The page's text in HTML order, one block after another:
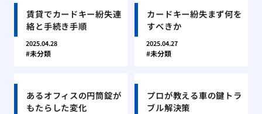
賃貸でカードキー紛失連
絡と手続き手順
2025.04.28
未分類
カードキー紛失まず何を
すべきか
2025.04.27
未分類
あるオフィスの円筒錠が
もたらした変化
プロが教える車の鍵トラ
ブル解決策